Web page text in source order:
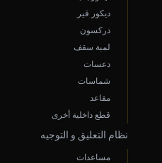
ديكور قير
دركسون
لمبة سقف
دعسات
شماسات
مقاعد
قطع داخلية أخرى
نظام التعليق و التوجيه
مساعدات